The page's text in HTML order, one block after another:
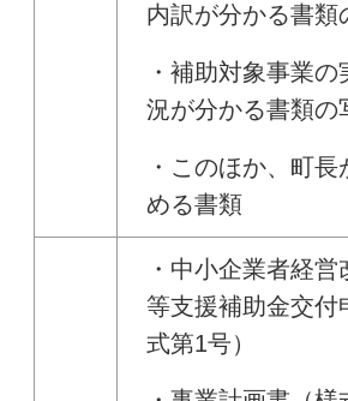
内訳が分かる書類
・補助対象事業
況が分かる書類の
・このほか、町
める書類
・中小企業者経
等支援補助金交付
式第1号）